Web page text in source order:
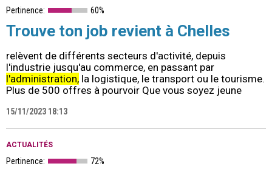
Pertinence: 60%
Trouve ton job revient à Chelles
relèvent de différents secteurs d'activité, depuis
l'industrie jusqu'au commerce, en passant par
l'administration, la logistique, le transport ou le tourisme.
Plus de 500 offres à pourvoir Que vous soyez jeune
15/11/2023 18:13
ACTUALITÉS
Pertinence: 72%